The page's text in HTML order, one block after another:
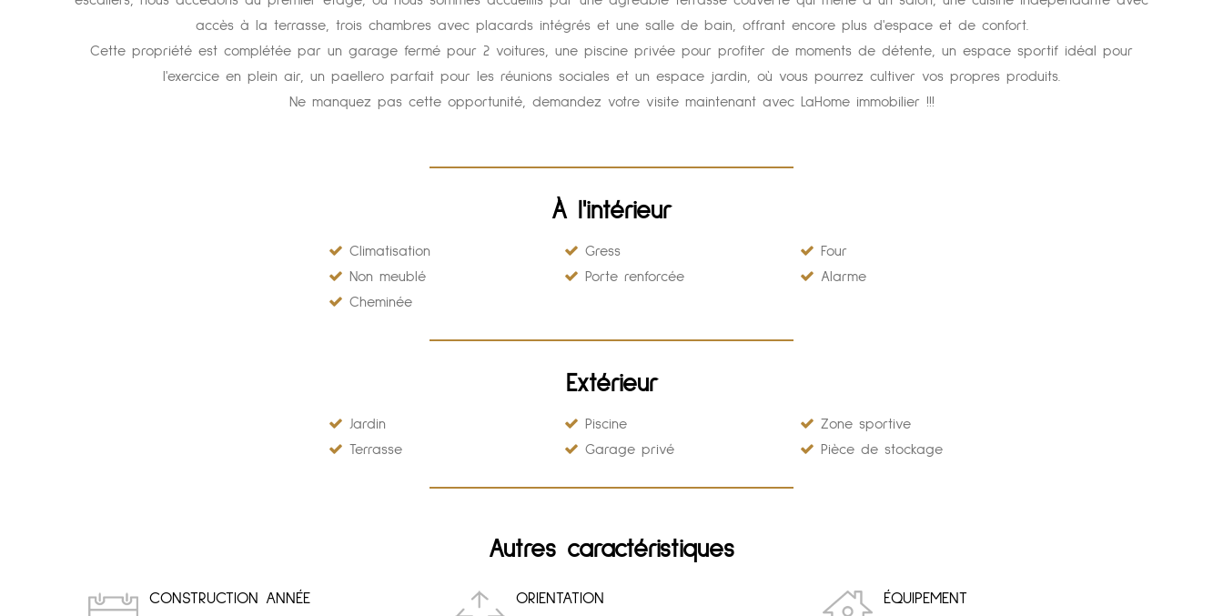
accès à la terrasse, trois chambres avec placards intégrés et une salle de bain, offrant encore plus d'espace et de confort.
Cette propriété est complétée par un garage fermé pour 2 voitures, une piscine privée pour profiter de moments de détente, un espace sportif idéal pour
l'exercice en plein air, un paellero parfait pour les réunions sociales et un espace jardin, où vous pourrez cultiver vos propres produits.
Ne manquez pas cette opportunité, demandez votre visite maintenant avec LaHome immobilier !!!
À l'intérieur
Climatisation Gress
Four
Non meublé
Porte renforcée
Alarme
Cheminée
Extérieur
Jardin Piscine
Zone sportive
Terrasse
Garage privé Pièce de stockage
Autres caractéristiques
CONSTRUCTION ANNÉE ORIENTATION ÉQUIPEMENT